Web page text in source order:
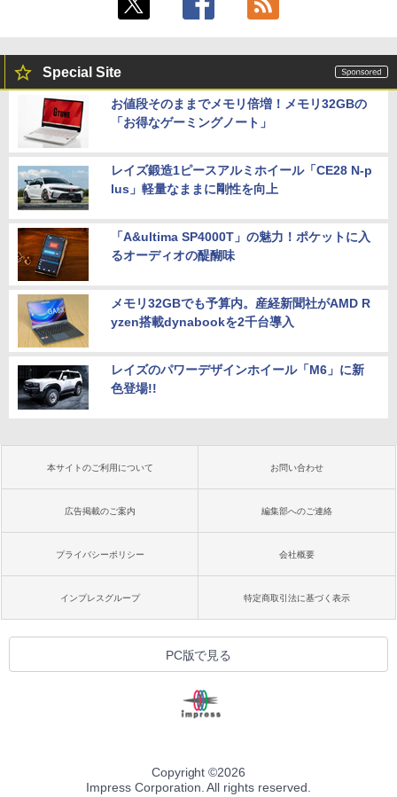
Special Site
お値段そのままでメモリ倍増！メモリ32GBの
「お得なゲーミングノート」
レイズ鍛造1ピースアルミホイール「CE28 N-p
lus」軽量なままに剛性を向上
「A&ultima SP4000T」の魅力！ポケットに入
るオーディオの醍醐味
メモリ32GBでも予算内。産経新聞社がAMD R
yzen搭載dynabookを2千台導入
レイズのパワーデザインホイール「M6」に新
色登場!!
本サイトのご利用について お問い合わせ
広告掲載のご案内 編集部へのご連絡
プライバシーポリシー 会社概要
インプレスグループ 特定商取引法に基づく表示
PC版で見る
Copyright ©2026
Impress Corporation. All rights reserved.